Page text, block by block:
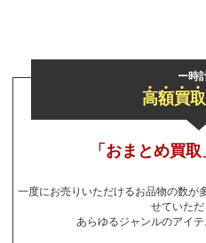
ー時
高額買取
「おまとめ買取
一度にお売りいただけるお品物の数が
せていただ
あらゆるジャンルのアイ